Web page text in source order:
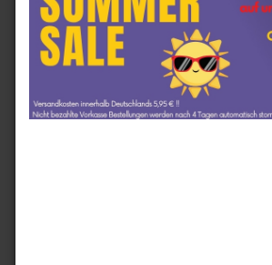
Lionel Racing N002324HCNCACHA
NASCAR " Cole Custer - Haas CNC
Xfinity Champion " Chrom